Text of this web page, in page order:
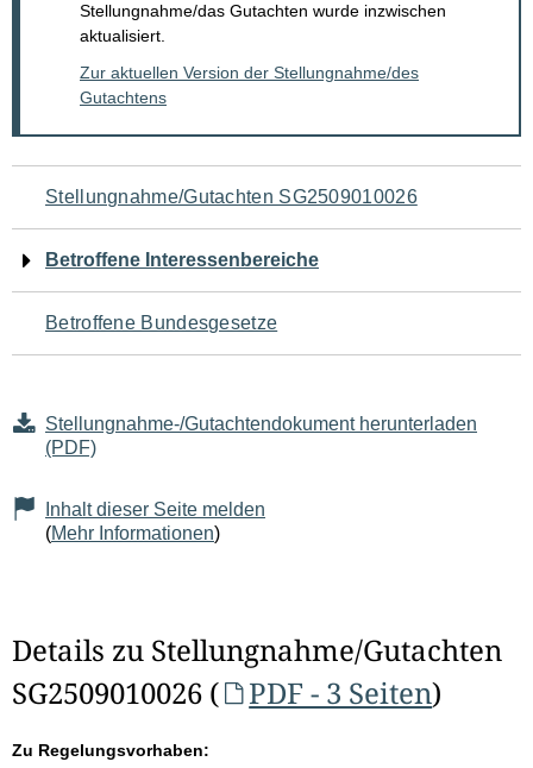
Stellungnahme/das Gutachten wurde inzwischen
aktualisiert.
Zur aktuellen Version der Stellungnahme/des
Gutachtens
Navigation
für
den
Seiteninhalt
Stellungnahme/Gutachten SG2509010026
Betroffene Interessenbereiche
Betroffene Bundesgesetze
Stellungnahme-/Gutachtendokument herunterladen
(PDF)
Inhalt dieser Seite melden
(Mehr Informationen)
Details zu Stellungnahme/Gutachten
SG2509010026 (
PDF - 3 Seiten)
Zu Regelungsvorhaben: